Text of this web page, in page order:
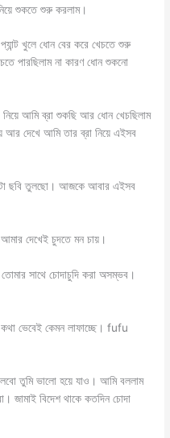
শুকতে শুরু করলাম।
খুলে ধোন বের করে খেচতে শুরু
পারছিলাম না কারণ ধোন শুকনো
নিয়ে আমি ব্রা শুকছি আর ধোন খেচছিলাম
দেখে আমি তার ব্রা নিয়ে এইসব
ছবি তুলছো। আজকে আবার এইসব
দেখেই চুদতে মন চায়।
সাথে চোদাচুদি করা অসম্ভব।
ভেবেই কেমন লাফাচ্ছে। fufu
তুমি ভালো হয়ে যাও। আমি বললাম
জামাই বিদেশ থাকে কতদিন চোদা